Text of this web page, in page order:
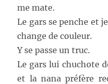
me mate.
Le gars se penche et
change de couleur.
Y se passe un truc.
Le gars lui chuchote
et la nana préfère